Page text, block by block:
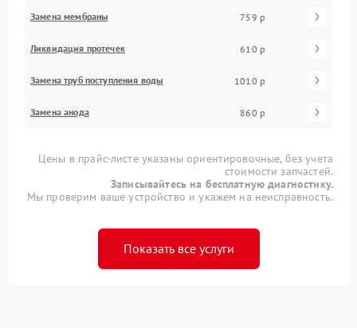
Замена мембраны 759 р
Ликвидация протечек 610 р
Замена труб поступления воды 1010 р
Замена анода 860 р
Цены в прайс-листе указаны ориентировочные, без учета
стоимости запчастей.
Записывайтесь на бесплатную диагностику.
Мы проверим ваше устройство и укажем на неисправность.
Показать все услуги